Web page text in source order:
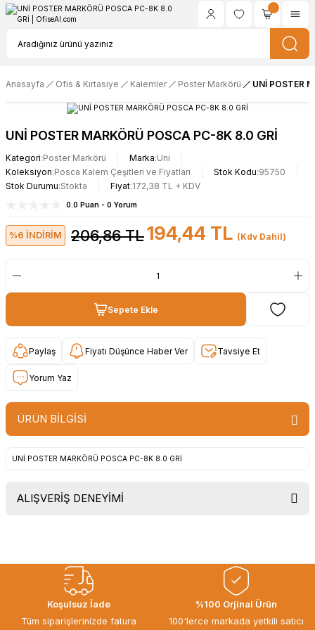
Anasayfa Ofis & Kırtasiye Kalemler Poster Markörü UNİ POSTER
UNİ POSTER MARKÖRÜ POSCA PC-8K 8.0 GRİ
Kategori Poster Markörü Marka Uni
Koleksiyon Posca Kalem Çeşitleri ve Fiyatları Stok Kodu 95750
Stok Durumu Stokta Fiyat 172,38 TL + KDV
0.0 Puan - 0 Yorum
%6 İNDİRİM 206,86 TL194,44 TL (Kdv Dahil)
Sepete Ekle
Paylaş Fiyatı Düşünce Haber Ver Tavsiye Et
Yorum Yaz
ÜRÜN BİLGİSİ
UNİ POSTER MARKÖRÜ POSCA PC-8K 8.0 GRİ
ALIŞVERİŞ DENEYİMİ
gorusmek uzere, hayirli ve bol
kazanclar dilerim.
İbrahim Ertuğrul ARSLANOĞLU |
Koşulsuz İade
Tüm siparişlerinizde fatura
%100 Orjinal Ürün
100'lerce markada yetkili satıcı